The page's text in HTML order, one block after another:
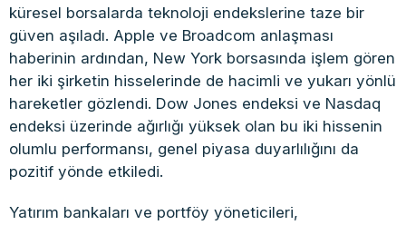
küresel borsalarda teknoloji endekslerine taze bir
güven aşıladı. Apple ve Broadcom anlaşması
haberinin ardından, New York borsasında işlem gören
her iki şirketin hisselerinde de hacimli ve yukarı yönlü
hareketler gözlendi. Dow Jones endeksi ve Nasdaq
endeksi üzerinde ağırlığı yüksek olan bu iki hissenin
olumlu performansı, genel piyasa duyarlılığını da
pozitif yönde etkiledi.
Yatırım bankaları ve portföy yöneticileri,